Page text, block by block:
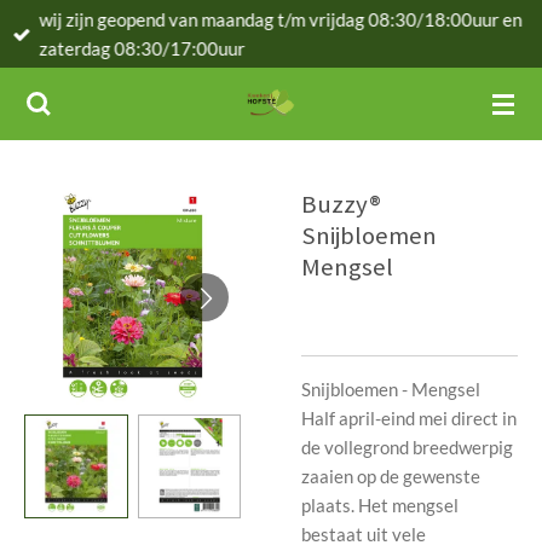
Ga
direct
de
hoofdinhoud
wij zijn geopend van maandag t/m vrijdag 08:30/18:00uur en
zaterdag 08:30/17:00uur
Buzzy®
Snijbloemen
Mengsel
Snijbloemen - Mengsel
Half april-eind mei direct in
de vollegrond breedwerpig
zaaien op de gewenste
plaats. Het mengsel
bestaat uit vele